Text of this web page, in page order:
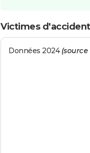
Victimes
Données 2024 (source